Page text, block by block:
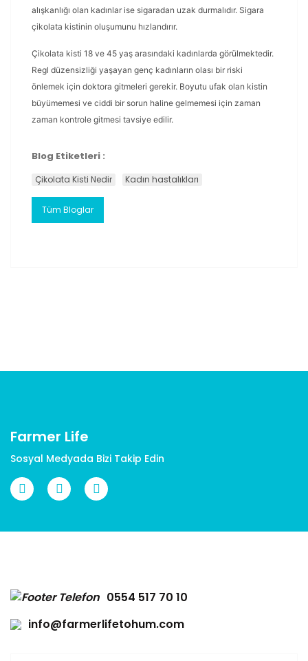
alışkanlığı olan kadınlar ise sigaradan uzak durmalıdır. Sigara
çikolata kistinin oluşumunu hızlandırır.
Çikolata kisti 18 ve 45 yaş arasındaki kadınlarda görülmektedir.
Regl düzensizliği yaşayan genç kadınların olası bir riski
önlemek için doktora gitmeleri gerekir. Boyutu ufak olan kistin
büyümemesi ve ciddi bir sorun haline gelmemesi için zaman
zaman kontrole gitmesi tavsiye edilir.
Blog Etiketleri :
Çikolata Kisti Nedir Kadın hastalıkları
Tüm Bloglar
Farmer Life
Sosyal Medyada Bizi Takip Edin
0554 517 70 10
info@farmerlifetohum.com